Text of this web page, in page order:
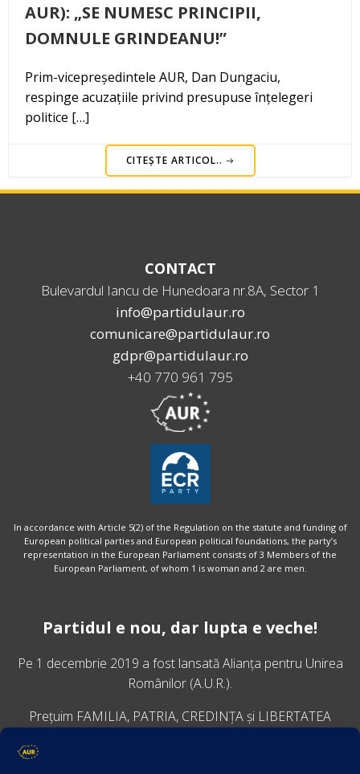
AUR): „SE NUMESC PRINCIPII,
DOMNULE GRINDEANU!”
Prim-vicepreședintele AUR, Dan Dungaciu,
respinge acuzațiile privind presupuse înțelegeri
politice […]
CITEȘTE ARTICOL..
CONTACT
Bulevardul Iancu de Hunedoara nr.8A, Sector 1
info@partidulaur.ro
comunicare@partidulaur.ro
gdpr@partidulaur.ro
+40 770 961 795
In accordance with Article 5(2) of the Regulation on the statute and funding of
European political parties and European political foundations, the party’s
representation in the European Parliament consists of 3 Members of the
European Parliament, of whom 1 is woman and 2 are men.
Partidul e nou, dar lupta e veche!
Pe 1 decembrie 2019 a fost lansatăAlianța pentru Unirea
Românilor (A.U.R.).
Prețuim FAMILIA, PATRIA, CREDINȚA și LIBERTATEA